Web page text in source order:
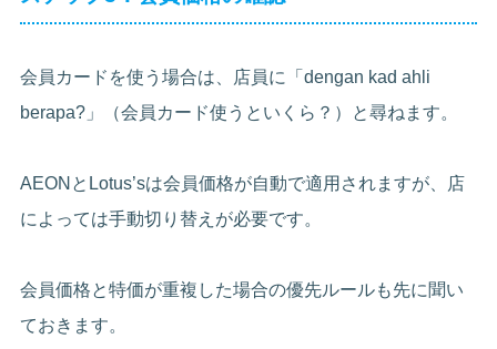
会員カードを使う場合は、店員に「dengan kad ahli
berapa?」（会員カード使うといくら？）と尋ねます。
AEONとLotus’sは会員価格が自動で適用されますが、店
によっては手動切り替えが必要です。
会員価格と特価が重複した場合の優先ルールも先に聞い
ておきます。